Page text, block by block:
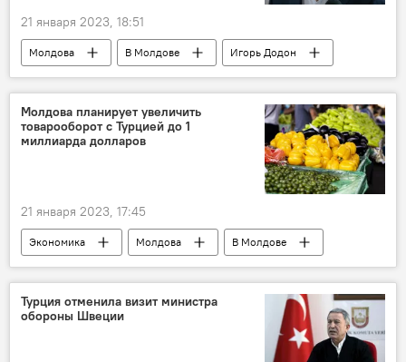
21 января 2023, 18:51
Молдова В Молдове
Игорь Додон
Майя Санду
НАТО
Молдова планирует увеличить
товарооборот с Турцией до 1
миллиарда долларов
21 января 2023, 17:45
Экономика Молдова
В Молдове
Турция
Минсельхоз
Турция отменила визит министра
обороны Швеции